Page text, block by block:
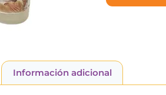
Información adicional